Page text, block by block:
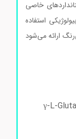
خاصی
استفاده
ارائه می‌شود
γ-L-